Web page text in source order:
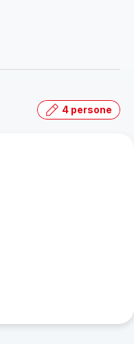
4 persone